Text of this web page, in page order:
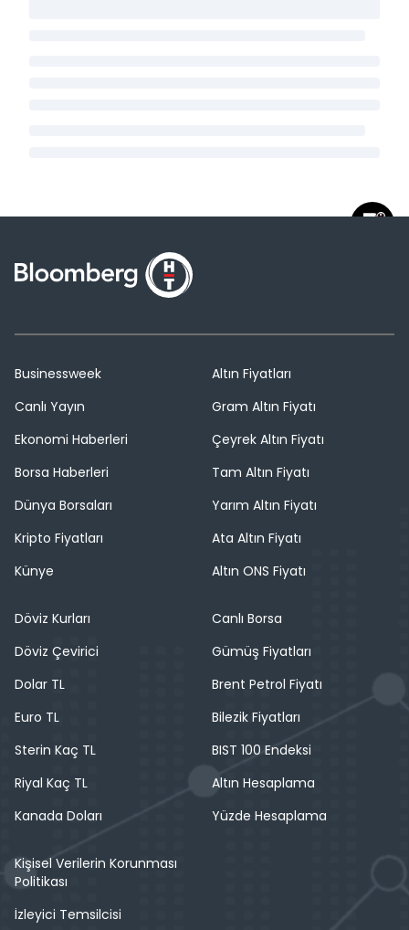
Businessweek
Canlı Yayın
Ekonomi Haberleri
Borsa Haberleri
Dünya Borsaları
Kripto Fiyatları
Künye
Altın Fiyatları
Gram Altın Fiyatı
Çeyrek Altın Fiyatı
Tam Altın Fiyatı
Yarım Altın Fiyatı
Ata Altın Fiyatı
Altın ONS Fiyatı
Döviz Kurları
Döviz Çevirici
Dolar TL
Euro TL
Sterin Kaç TL
Riyal Kaç TL
Kanada Doları
Canlı Borsa
Gümüş Fiyatları
Brent Petrol Fiyatı
Bilezik Fiyatları
BIST 100 Endeksi
Altın Hesaplama
Yüzde Hesaplama
Kişisel Verilerin Korunması
Politikası
İzleyici Temsilcisi